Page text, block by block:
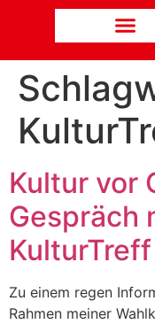
Kultur vor
Gespräch
Zu einem regen
Rahmen meiner